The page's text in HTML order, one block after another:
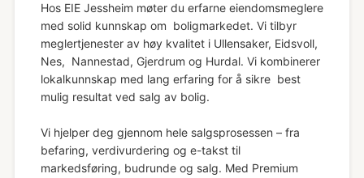
Hos EIE Jessheim møter du erfarne eiendomsmeglere
med solid kunnskap om boligmarkedet. Vi tilbyr
meglertjenester av høy kvalitet i Ullensaker, Eidsvoll,
Nes, Nannestad, Gjerdrum og Hurdal. Vi kombinerer
lokalkunnskap med lang erfaring for å sikre best
mulig resultat ved salg av bolig.
Vi hjelper deg gjennom hele salgsprosessen – fra
befaring, verdivurdering og e-takst til
markedsføring, budrunde og salg. Med Premium